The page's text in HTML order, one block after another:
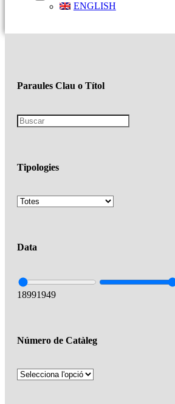
ENGLISH
Paraules Clau o Títol
Tipologies
Data
18991949
Número de Catàleg